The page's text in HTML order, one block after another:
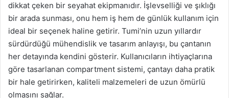
dikkat çeken bir seyahat ekipmanıdır. İşlevselliği ve şıklığı
bir arada sunması, onu hem iş hem de günlük kullanım için
ideal bir seçenek haline getirir. Tumi’nin uzun yıllardır
sürdürdüğü mühendislik ve tasarım anlayışı, bu çantanın
her detayında kendini gösterir. Kullanıcıların ihtiyaçlarına
göre tasarlanan compartment sistemi, çantayı daha pratik
bir hale getirirken, kaliteli malzemeleri de uzun ömürlü
olmasını sağlar.